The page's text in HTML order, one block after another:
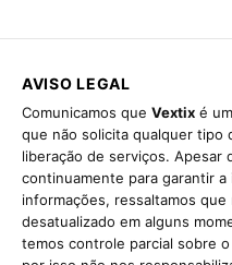
AVISO LEGAL
Comunicamos que Vextix é
que não solicita qualquer tipo
liberação de serviços. Apesar
continuamente para garantir
informações, ressaltamos
desatualizado em alguns
temos controle parcial sobre